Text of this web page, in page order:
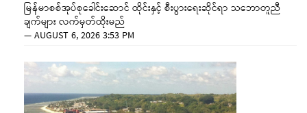
မြန်မာစစ်အုပ်စုခေါင်းဆောင် ထိုင်းနှင့် စီးပွားရေးဆိုင်ရာ သဘောတူညီ
ချက်များ လက်မှတ်ထိုးမည်
—AUGUST 6, 2026 3:53 PM